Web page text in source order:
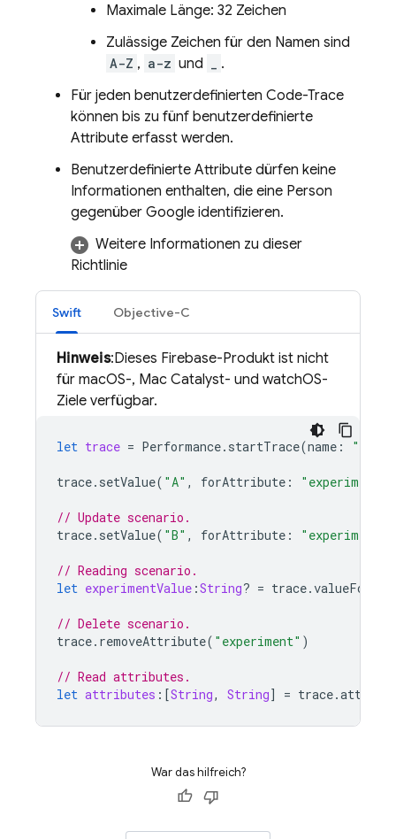
Maximale Länge: 32 Zeichen
Zulässige Zeichen für den Namen sind
A-Z , a-z und
.
Für jeden benutzerdefinierten Code-Trace
können bis zu fünf benutzerdefinierte
Attribute erfasst werden.
Benutzerdefinierte Attribute dürfen keine
Informationen enthalten, die eine Person
gegenüber Google identifizieren.
Weitere Informationen zu dieser
Richtlinie
Swift Objective-C
Hinweis:Dieses Firebase-Produkt ist nicht
für macOS-, Mac Catalyst- und watchOS-
Ziele verfügbar.
let trace = Performance. startTrace(name : "
trace. setValue( "A" , forAttribute : "experiment"
// Update scenario.
trace. setValue( "B" , forAttribute : "experiment"
// Reading scenario.
let experimentValue :String? = trace.
// Delete scenario.
trace. removeAttribute( "experiment" )
// Read attributes.
let attributes :[String, String] = trace.
War das hilfreich?